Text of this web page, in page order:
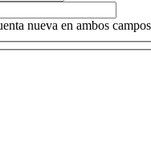
nueva en ambos